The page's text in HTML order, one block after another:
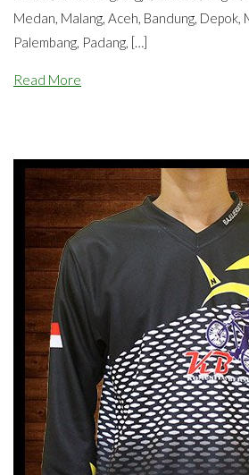
Medan, Malang, Aceh, Bandung, Depok,
Palembang, Padang, […]
Read More